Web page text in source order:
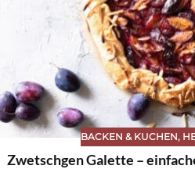
BACKEN & KUCHEN,
Zwetschgen Galette –